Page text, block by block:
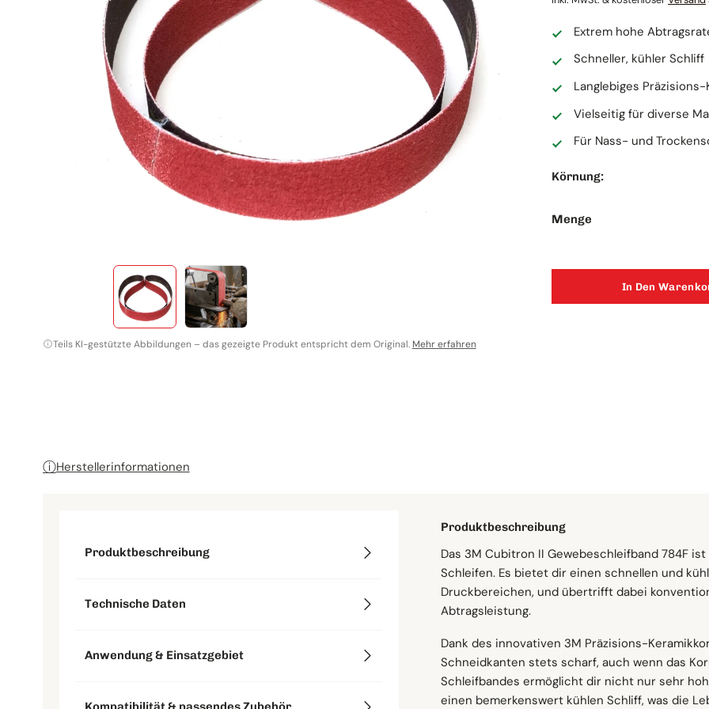
Schleifrollen
Fiberscheiben
Klettscheiben
TAF Abrasivi
Teils KI-gestützte Abbildungen – das gezeigte Produkt entspricht dem Original. Mehr erfahren
Extrem hohe
Schneller, kühler Schliff
Langlebiges
Vielseitig für diverse
Für Nass- und
Körnung:
Menge
In Den
ⓘHerstellerinformationen
Produktbeschreibung
Technische Daten
Anwendung & Einsatzgebiet
Produktbeschreibung
Das 3M Cubitron II Gewebeschleifband 784F
Schleifen. Es bietet dir einen schnellen und
Druckbereichen, und übertrifft dabei
Abtragsleistung.
Dank des innovativen 3M Präzisions-
Schneidkanten stets scharf, auch wenn das
Schleifbandes ermöglicht dir nicht nur sehr
einen bemerkenswert kühlen Schliff, was die
Abmessungen
Breite: 45 mm
Korn & Material
Körnung: 36+–180+
Wofür geeignet
Dieses Gewebeschleifband ist perfekt für
zum Entzundern und für allgemeine
Zwischenschliff.
Geeignete Materialien
Du kannst das Schleifband auf einer Vielzahl
Für deine Maschine
Dieses hochwertige Gewebeschleifband ist
und anderen entsprechenden Schleifgeräten,
Schneller Versand ab eigenem Lager
Lieferzeit
3M
9,99 €
Inkl.